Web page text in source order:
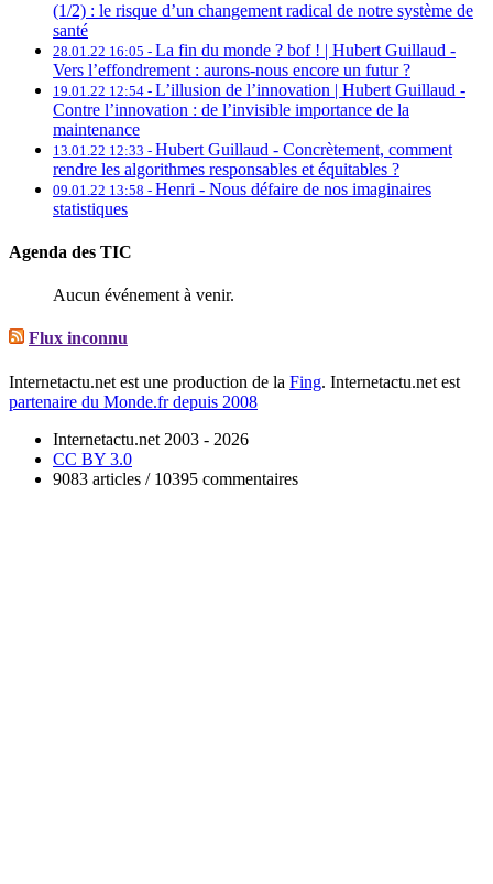
(1/2) : le risque d’un changement radical de notre système de
santé
28.01.22 16:05 - La fin du monde ? bof ! | Hubert Guillaud -
Vers l’effondrement : aurons-nous encore un futur ?
19.01.22 12:54 - L’illusion de l’innovation | Hubert Guillaud -
Contre l’innovation : de l’invisible importance de la
maintenance
13.01.22 12:33 - Hubert Guillaud - Concrètement, comment
rendre les algorithmes responsables et équitables ?
09.01.22 13:58 - Henri - Nous défaire de nos imaginaires
statistiques
Agenda des TIC
Aucun événement à venir.
Flux inconnu
Internetactu.net est une production de la Fing. Internetactu.net est
partenaire du Monde.fr depuis 2008
Internetactu.net 2003 - 2026
CC BY 3.0
9083 articles / 10395 commentaires